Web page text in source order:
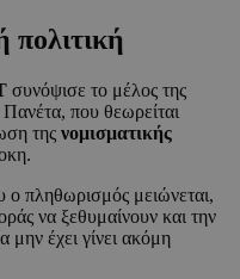
πολιτική
συνόψισε το μέλος της
που θεωρείται
της νομισματικής
πληθωρισμός μειώνεται,
να ξεθυμαίνουν και την
έχει γίνει ακόμη